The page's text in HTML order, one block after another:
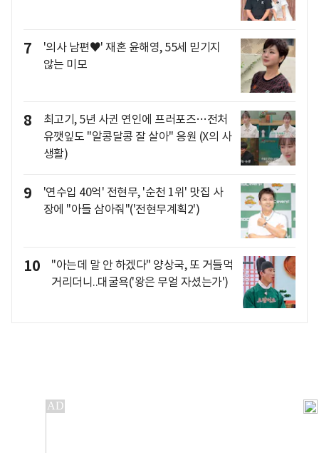
7
'의사 남편♥' 재혼 윤해영, 55세 믿기지
않는 미모
8
최고기, 5년 사귄 연인에 프러포즈…전처
유깻잎도 "알콩달콩 잘 살아" 응원 (X의 사
생활)
9
'연수입 40억' 전현무, '순천 1위' 맛집 사
장에 "아들 삼아줘"('전현무계획2')
10
"아는데 말 안 하겠다" 양상국, 또 거들먹
거리더니..대굴욕('왕은 무얼 자셨는가')